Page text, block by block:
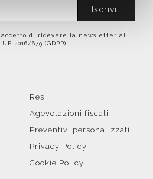
Iscriviti
, accetto di ricevere la newsletter ai
2016/679 (GDPR)
Resi
Agevolazioni fiscali
Preventivi personalizzati
Privacy Policy
Cookie Policy